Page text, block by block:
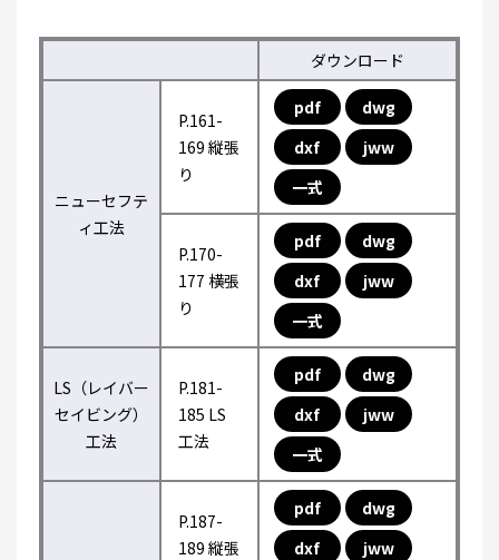
ダウンロード
ニューセフテ
ィ工法
P.161-
169 縦張
り
pdf
dwg
dxf
jww
一式
P.170-
177 横張
り
pdf
dwg
dxf
jww
一式
LS（レイバー
セイビング）
工法
P.181-
185 LS
工法
pdf
dwg
dxf
jww
一式
P.187-
189 縦張
pdf
dwg
dxf
jww